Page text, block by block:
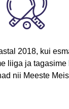
2018, kui
liiga ja
nii Meeste